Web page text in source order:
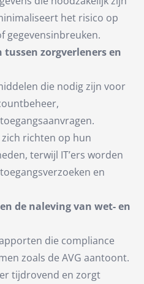
het risico op
gegevensinbreuken.
zorgverleners en
die nodig zijn voor
richten op hun
terwijl IT’ers worden
en
de naleving van wet- en
die compliance
zoals de AVG aantoont.
tijdrovend en zorgt